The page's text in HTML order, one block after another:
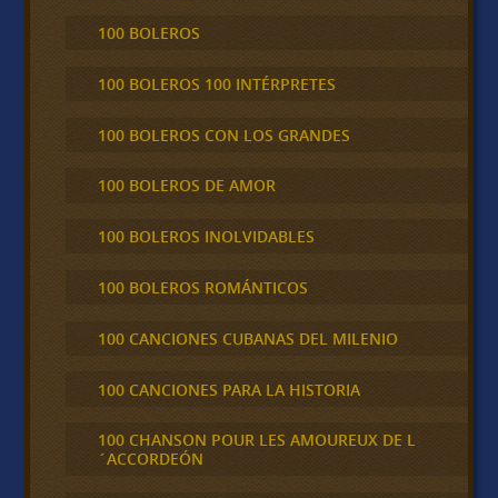
100 BOLEROS
100 BOLEROS 100 INTÉRPRETES
100 BOLEROS CON LOS GRANDES
100 BOLEROS DE AMOR
100 BOLEROS INOLVIDABLES
100 BOLEROS ROMÁNTICOS
100 CANCIONES CUBANAS DEL MILENIO
100 CANCIONES PARA LA HISTORIA
100 CHANSON POUR LES AMOUREUX DE L
´ACCORDEÓN